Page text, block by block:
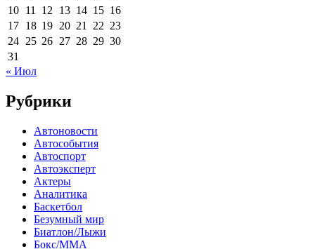
10 11 12 13 14 15 16
17 18 19 20 21 22 23
24 25 26 27 28 29 30
31
« Июл
Рубрики
Автоновости
Автособытия
Автоспорт
Автоэксперт
Актеры
Аналитика
Баскетбол
Безумный мир
Биатлон/Лыжи
Бокс/MMA